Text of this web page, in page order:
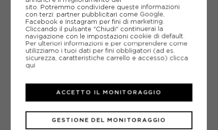
LED LENSER
ACQUISTA
sito. Potremmo condividere queste informazioni
con terzi: partner pubblicitari come Google,
Facebook e Instagram per fini di marketing.
Cliccando il pulsante "Chiudi" continuerai la
navigazione con le impostazioni cookie di default.
Per ulteriori informazioni e per comprendere come
utilizziamo i tuoi dati per fini obbligatori (ad es.
sicurezza, caratteristiche carrello e accesso) clicca
qui
GESTIONE DEL MONITORAGGIO
ACCETTO IL MONITORAGGIO